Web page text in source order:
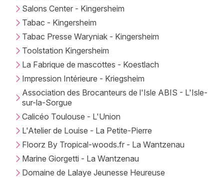
Salons Center - Kingersheim
Tabac - Kingersheim
Tabac Presse Waryniak - Kingersheim
Toolstation Kingersheim
La Fabrique de mascottes - Koestlach
Impression Intérieure - Kriegsheim
Association des Brocanteurs de l'Isle ABIS - L'Isle-
sur-la-Sorgue
Calicéo Toulouse - L'Union
L'Atelier de Louise - La Petite-Pierre
Floorz By Tropical-woods.fr - La Wantzenau
Marine Giorgetti - La Wantzenau
Domaine de Lalaye Jeunesse Heureuse